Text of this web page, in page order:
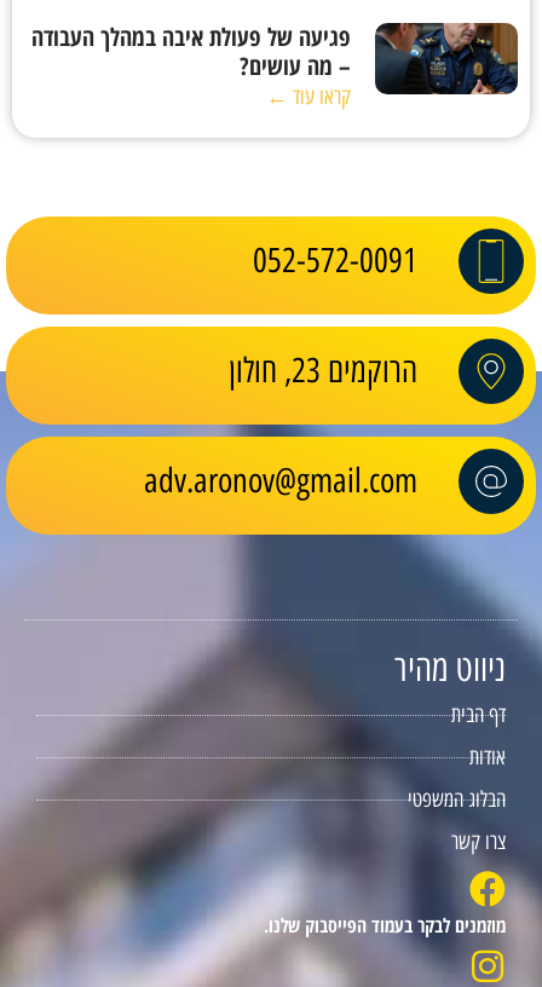
פגיעה של פעולת איבה במהלך העבודה
– מה עושים?
קראו עוד ←
052-572-0091
הרוקמים 23, חולון
adv.aronov@gmail.com
ניווט מהיר
דף הבית
אודות
הבלוג המשפטי
צרו קשר
מוזמנים לבקר בעמוד הפייסבוק שלנו.